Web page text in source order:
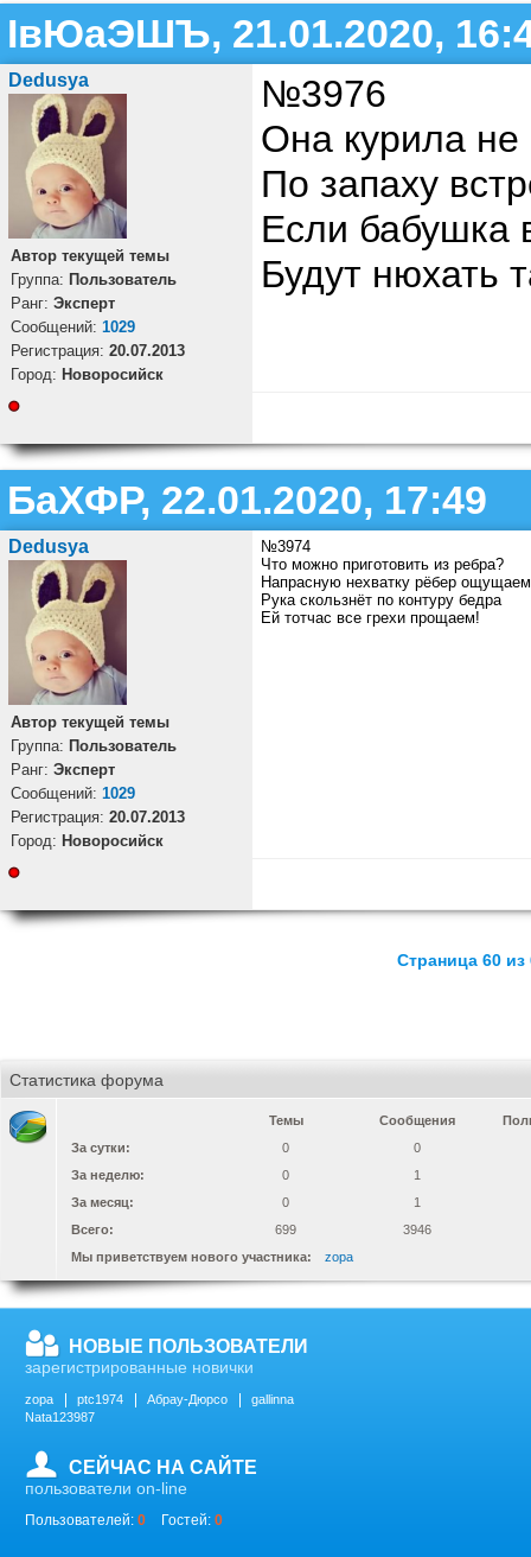
ІвЮаЭШЪ, 21.01.2020,
Dedusya
Автор текущей темы
Группа: Пользователь
Ранг: Эксперт
Cообщений: 1029
Регистрация: 20.07.2013
Город: Новоросийск
№3976
Она курила не
По запаху
Если бабушка
Будут нюхать
БаХФР, 22.01.2020, 17:49
Dedusya
Автор текущей темы
Группа: Пользователь
Ранг: Эксперт
Cообщений: 1029
Регистрация: 20.07.2013
Город: Новоросийск
№3974
Что можно приготовить из ребра?
Напрасную нехватку рёбер
Рука скользнёт по контуру бедра
Ей тотчас все грехи прощаем!
Страница 60 из
Статистика форума
Темы Сообщения
За сутки:
0
0
За неделю:
0
1
За месяц:
0
1
Всего:
699
3946
Мы приветствуем нового участника:
zopa
НОВЫЕ ПОЛЬЗОВАТЕЛИ
зарегистрированные новички
zopa ptc1974 Абрау-Дюрсо
gallinna
Nata123987
СЕЙЧАС НА САЙТЕ
пользователи on-line
Пользователей: 0 Гостей: 0